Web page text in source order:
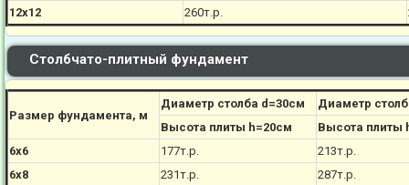
12х12
260т.р.
Столбчато-плитный фундамент
Размер фундамента, м
Диаметр столба d=30см
Диаметр
Высота плиты h=20см
Высота плиты
6х6
177т.р. 213т.р.
6х8
231т.р. 287т.р.